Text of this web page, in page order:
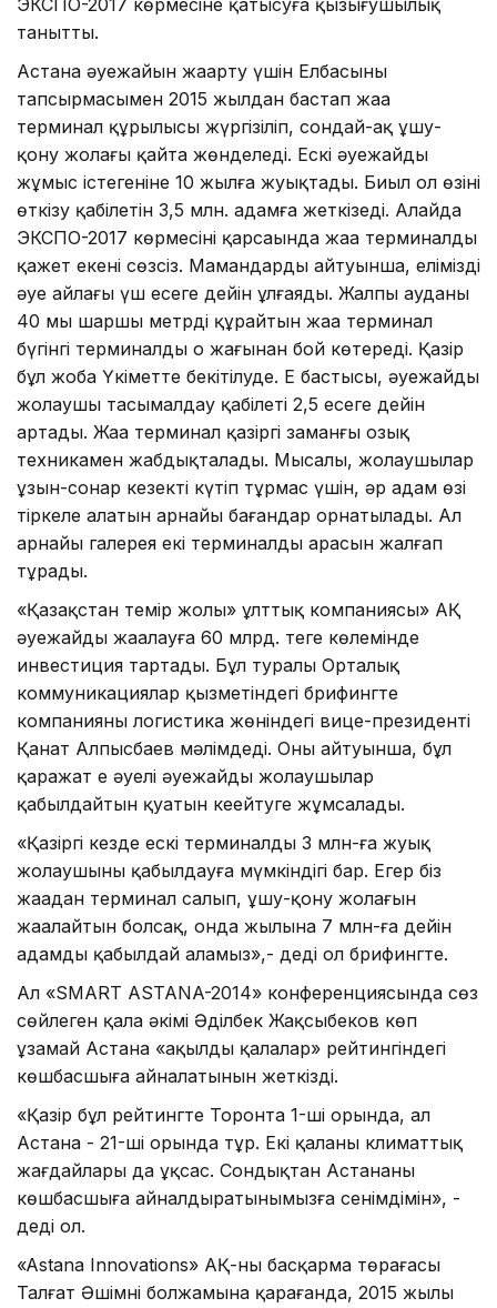
танытты.
Астана әуежайын жаңарту үшін Елбасының
тапсырмасымен 2015 жылдан бастап жаңа
терминал құрылысы жүргізіліп, сондай-ақ ұшу-
қону жолағы қайта жөнделеді. Ескі әуежайдың
жұмыс істегеніне 10 жылға жуықтады. Биыл ол өзінің
өткізу қабілетін 3,5 млн. адамға жеткізеді. Алайда
ЭКСПО-2017 көрмесінің қарсаңында жаңа терминалдың
қажет екені сөзсіз. Мамандардың айтуынша, еліміздің
әуе айлағы үш есеге дейін ұлғаяды. Жалпы ауданы
40 мың шаршы метрді құрайтын жаңа терминал
бүгінгі терминалдың оң жағынан бой көтереді. Қазір
бұл жоба Үкіметте бекітілуде. Ең бастысы, әуежайдың
жолаушы тасымалдау қабілеті 2,5 есеге дейін
артады. Жаңа терминал қазіргі заманғы озық
техникамен жабдықталады. Мысалы, жолаушылар
ұзын-сонар кезекті күтіп тұрмас үшін, әр адам өзі
тіркеле алатын арнайы бағандар орнатылады. Ал
арнайы галерея екі терминалдың арасын жалғап
тұрады.
«Қазақстан темір жолы» ұлттық компаниясы» АҚ
әуежайды жаңалауға 60 млрд. теңге көлемінде
инвестиция тартады. Бұл туралы Орталық
коммуникациялар қызметіндегі брифингте
компанияның логистика жөніндегі вице-президенті
Қанат Алпысбаев мәлімдеді. Оның айтуынша, бұл
қаражат ең әуелі әуежайдың жолаушылар
қабылдайтын қуатын кеңейтуге жұмсалады.
«Қазіргі кезде ескі терминалдың 3 млн-ға жуық
жолаушыны қабылдауға мүмкіндігі бар. Егер біз
жаңадан терминал салып, ұшу-қону жолағын
жаңалайтын болсақ, онда жылына 7 млн-ға дейін
адамды қабылдай аламыз»,- деді ол брифингте.
Ал «SMART ASTANA-2014» конференциясында сөз
сөйлеген қала әкімі Әділбек Жақсыбеков көп
ұзамай Астана «ақылды қалалар» рейтингіндегі
көшбасшыға айналатынын жеткізді.
«Қазір бұл рейтингте Торонта 1-ші орында, ал
Астана - 21-ші орында тұр. Екі қаланың климаттық
жағдайлары да ұқсас. Сондықтан Астананы
көшбасшыға айналдыратынымызға сенімдімін», -
деді ол.
«Astana Innovations» АҚ-ның басқарма төрағасы
Талғат Әшімнің болжамына қарағанда, 2015 жылы